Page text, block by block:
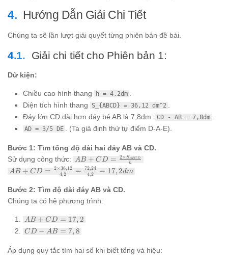
Hướng Dẫn Giải Chi Tiết
Chúng ta sẽ lần lượt giải quyết từng phiên bản đề bài.
Giải chi tiết cho Phiên bản 1:
Dữ kiện:
Chiều cao hình thang h = 4,2dm
Diện tích hình thang
S_{ABCD} = 36,12 dm^2
Đáy lớn CD dài hơn đáy bé AB là 7,8dm:
CD - AB = 7,8dm
AD = 3/5 DE . (Ta giả định thứ tự điểm D-A-E).
Bước 1: Tìm tổng độ dài hai đáy AB và CD.
Sử dụng công thức:
AB + CD =
\frac{2
\times
{h}
A B + CD = h
2×SABCD
AB + CD =
\times
=
{4,2} = 17,2
dm
A B + CD = 4,2
2×36,12 = 4,2
72,24 = 17,2dm
Bước 2: Tìm độ dài đáy AB và CD.
Chúng ta có hệ phương trình:
AB
+
CD
17,2
AB + CD = 17, 2
CD
=
CD − AB = 7, 8
Áp dụng quy tắc tìm hai số khi biết tổng và hiệu: